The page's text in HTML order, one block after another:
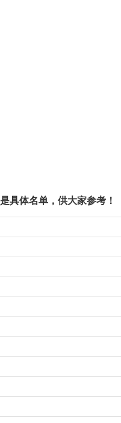
具体名单，供大家参考！